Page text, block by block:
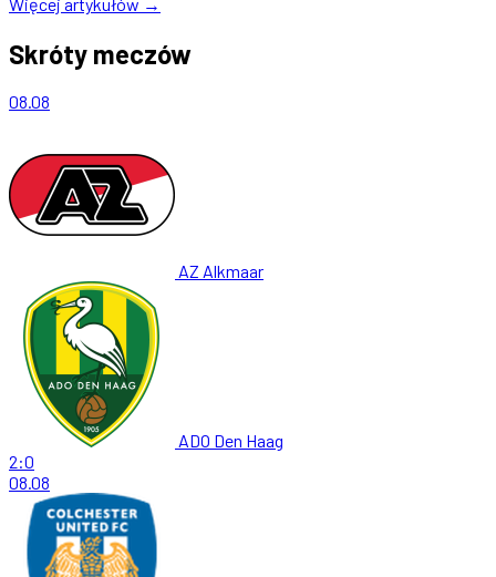
Skróty meczów
08.08
AZ Alkmaar
ADO Den Haag
2:0
08.08